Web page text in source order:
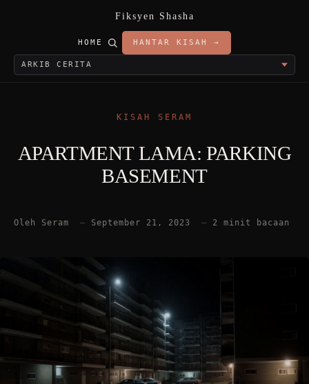
Fiksyen Shasha
HOME HANTAR KISAH →
KISAH SERAM
APARTMENT LAMA: PARKING
BASEMENT
Oleh Seram — September 21, 2023 — 2 minit bacaan